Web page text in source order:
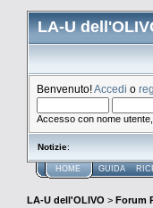
LA-U
Benvenuto!Accedi o
Accesso con nome
Notizie:
HOME GUIDA
LA-U dell'OLIVO > Forum